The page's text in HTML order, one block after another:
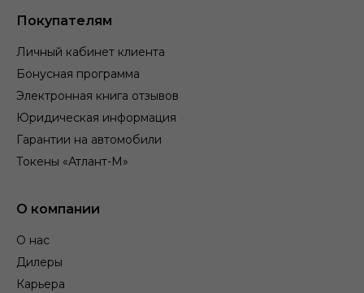
Покупателям
Личный кабинет клиента
Бонусная программа
Электронная книга отзывов
Юридическая информация
Гарантии на автомобили
Токены «Атлант-М»
О компании
О нас
Дилеры
Карьера